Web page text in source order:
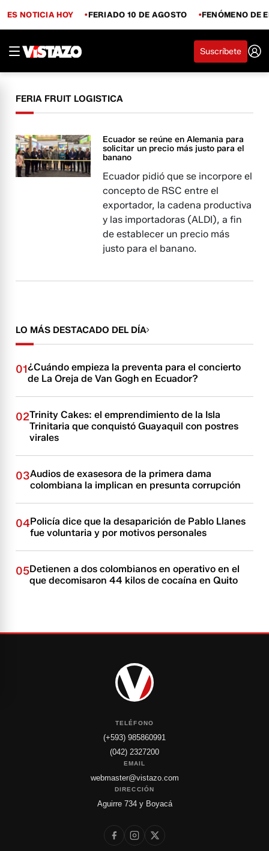
ES NOTICIA HOY FERIADO 10 DE AGOSTO FENÓMENO DE
Suscríbete
FERIA FRUIT LOGISTICA
Ecuador se reúne en Alemania para
solicitar un precio más justo para el
banano
Ecuador pidió que se incorpore el
concepto de RSC entre el
exportador, la cadena productiva
y las importadoras (ALDI), a fin
de establecer un precio más
justo para el banano.
LO MÁS DESTACADO DEL DÍA
01¿Cuándo empieza la preventa para el concierto
de La Oreja de Van Gogh en Ecuador?
02Trinity Cakes: el emprendimiento de la Isla
Trinitaria que conquistó Guayaquil con postres
virales
03Audios de exasesora de la primera dama
colombiana la implican en presunta corrupción
04Policía dice que la desaparición de Pablo Llanes
fue voluntaria y por motivos personales
05Detienen a dos colombianos en operativo en el
que decomisaron 44 kilos de cocaína en Quito
TELÉFONO
(+593) 985860991
(042) 2327200
EMAIL
webmaster@vistazo.com
DIRECCIÓN
Aguirre 734 y Boyacá